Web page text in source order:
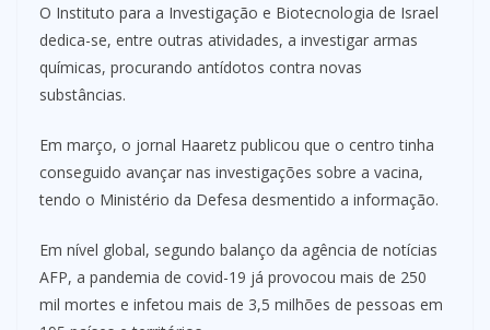
O Instituto para a Investigação e Biotecnologia de Israel
dedica-se, entre outras atividades, a investigar armas
químicas, procurando antídotos contra novas
substâncias.
Em março, o jornal Haaretz publicou que o centro tinha
conseguido avançar nas investigações sobre a vacina,
tendo o Ministério da Defesa desmentido a informação.
Em nível global, segundo balanço da agência de notícias
AFP, a pandemia de covid-19 já provocou mais de 250
mil mortes e infetou mais de 3,5 milhões de pessoas em